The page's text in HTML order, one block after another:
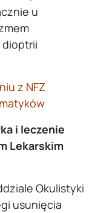
u
dioptrii
z NFZ
i leczenie
Lekarskim
Okulistyki
usunięcia